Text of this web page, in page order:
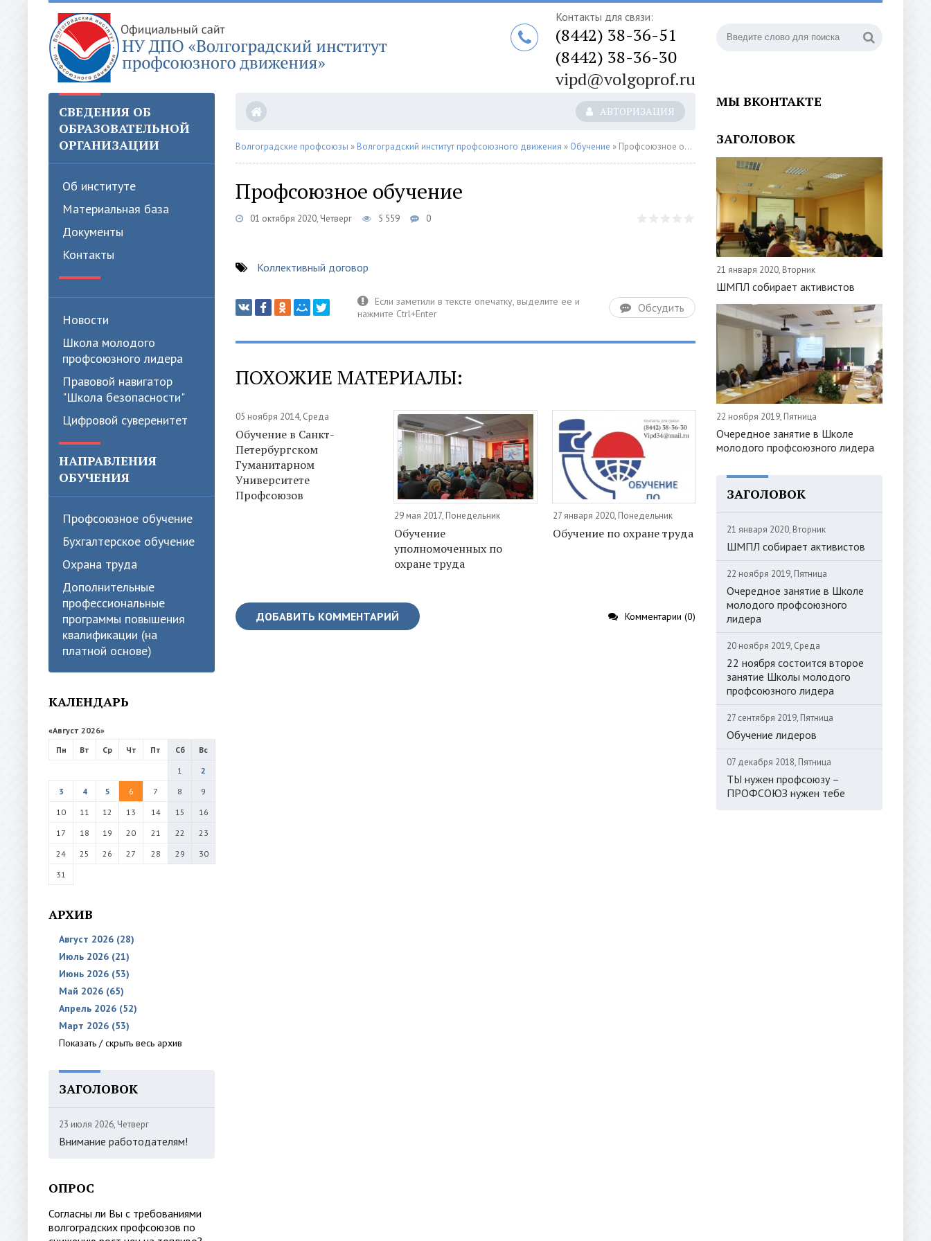
Контакты для связи:
(8442) 38-36-51
(8442) 38-36-30
vipd@volgoprof.ru
СВЕДЕНИЯ ОБ
ОБРАЗОВАТЕЛЬНОЙ
ОРГАНИЗАЦИИ
Об институте
Материальная база
Документы
Контакты
Новости
Школа молодого
профсоюзного лидера
Правовой навигатор
"Школа безопасности"
Цифровой суверенитет
НАПРАВЛЕНИЯ
ОБУЧЕНИЯ
Профсоюзное обучение
Бухгалтерское обучение
Охрана труда
Дополнительные
профессиональные
программы повышения
квалификации (на
платной основе)
КАЛЕНДАРЬ
«Август 2026»
Пн
Вт Ср Чт Пт Сб
Вс
1
2
3
4 5 6 7 8
9
10
11 12 13 14 15
16
17
18 19 20 21 22
23
24
25 26 27 28 29
30
31
АРХИВ
Август 2026 (28)
Июль 2026 (21)
Июнь 2026 (53)
Май 2026 (65)
Апрель 2026 (52)
Март 2026 (53)
Показать / скрыть весь архив
ЗАГОЛОВОК
23 июля 2026, Четверг
Внимание работодателям!
ОПРОС
Согласны ли Вы с требованиями
волгоградских профсоюзов по
АВТОРИЗАЦИЯ
Волгоградские профсоюзы » Волгоградский институт профсоюзного движения » Обучение » Профсоюзное обучение
Профсоюзное обучение
01 октября 2020, Четверг 5 559 0
Коллективный договор
Обсудить
ПОХОЖИЕ МАТЕРИАЛЫ:
05 ноября 2014, Среда
Обучение в Санкт-
Петербургском
Гуманитарном
Университете
Профсоюзов
29 мая 2017, Понедельник
Обучение
уполномоченных по
охране труда
27 января 2020, Понедельник
Обучение по охране труда
ДОБАВИТЬ КОММЕНТАРИЙ Комментарии (0)
МЫ ВКОНТАКТЕ
ЗАГОЛОВОК
21 января 2020, Вторник
ШМПЛ собирает активистов
22 ноября 2019, Пятница
Очередное занятие в Школе
молодого профсоюзного лидера
ЗАГОЛОВОК
21 января 2020, Вторник
ШМПЛ собирает активистов
22 ноября 2019, Пятница
Очередное занятие в Школе
молодого профсоюзного
лидера
20 ноября 2019, Среда
22 ноября состоится второе
занятие Школы молодого
профсоюзного лидера
27 сентября 2019, Пятница
Обучение лидеров
07 декабря 2018, Пятница
ТЫ нужен профсоюзу –
ПРОФСОЮЗ нужен тебе